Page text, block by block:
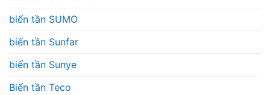
biến tần SUMO
biến tần Sunfar
biến tần Sunye
Biến tần Teco